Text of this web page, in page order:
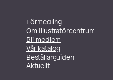
Förmedling
Om Illustratörcentrum
Bli medlem
Vår katalog
Beställarguiden
Aktuellt